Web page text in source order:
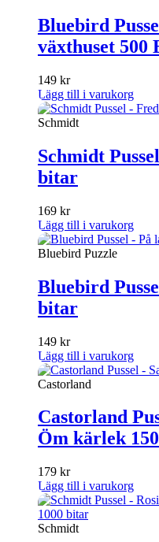
Bluebird
växthuset 500
149 kr
Lägg till i varukorg
Schmidt
Schmidt
bitar
169 kr
Lägg till i varukorg
Bluebird Puzzle
Bluebird
bitar
149 kr
Lägg till i varukorg
Castorland
Castorland
Öm kärlek
179 kr
Lägg till i varukorg
Schmidt